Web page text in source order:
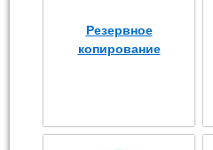
Резервное
копирование